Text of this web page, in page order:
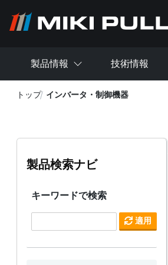
製品情報 技術情報
トップ インバータ・制御機器
製品検索ナビ
キーワードで検索
適用